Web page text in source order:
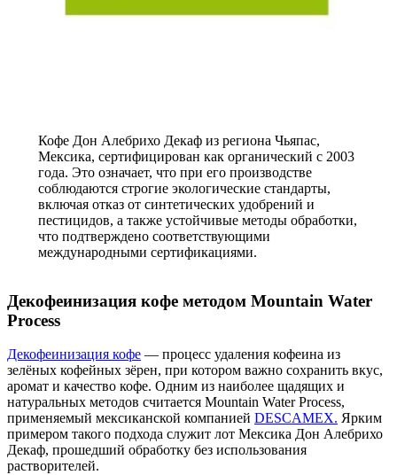
Кофе Дон Алебрихо Декаф из региона Чьяпас,
Мексика, сертифицирован как органический с 2003
года. Это означает, что при его производстве
соблюдаются строгие экологические стандарты,
включая отказ от синтетических удобрений и
пестицидов, а также устойчивые методы обработки,
что подтверждено соответствующими
международными сертификациями.
Декофеинизация кофе методом Mountain Water
Process
Декофеинизация кофе — процесс удаления кофеина из
зелёных кофейных зёрен, при котором важно сохранить вкус,
аромат и качество кофе. Одним из наиболее щадящих и
натуральных методов считается Mountain Water Process,
применяемый мексиканской компанией DESCAMEX. Ярким
примером такого подхода служит лот Мексика Дон Алебрихо
Декаф, прошедший обработку без использования
растворителей.